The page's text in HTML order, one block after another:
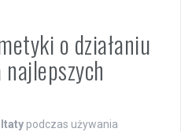
o działaniu
najlepszych
podczas używania